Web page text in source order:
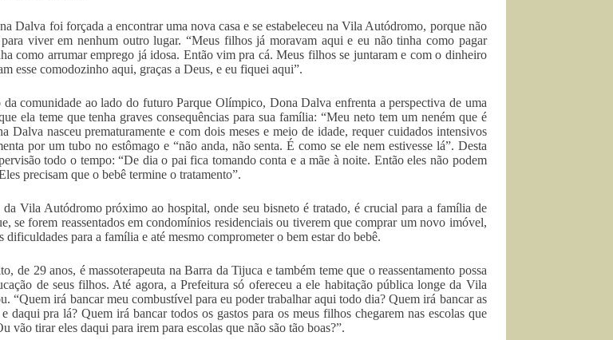
Dalva foi forçada a encontrar uma nova casa e se estabeleceu na Vila Autódromo, porque não
viver em nenhum outro lugar. “Meus filhos já moravam aqui e eu não tinha como pagar
como arrumar emprego já idosa. Então vim pra cá. Meus filhos se juntaram e com o dinheiro
esse comodozinho aqui, graças a Deus, e eu fiquei aqui”.
comunidade ao lado do futuro Parque Olímpico, Dona Dalva enfrenta a perspectiva de uma
ela teme que tenha graves consequências para sua família: “Meu neto tem um neném que é
Dalva nasceu prematuramente e com dois meses e meio de idade, requer cuidados intensivos
por um tubo no estômago e “não anda, não senta. É como se ele nem estivesse lá”. Desta
todo o tempo: “De dia o pai fica tomando conta e a mãe à noite. Então eles não podem
precisam que o bebê termine o tratamento”.
Vila Autódromo próximo ao hospital, onde seu bisneto é tratado, é crucial para a família de
se forem reassentados em condomínios residenciais ou tiverem que comprar um novo imóvel,
dificuldades para a família e até mesmo comprometer o bem estar do bebê.
de 29 anos, é massoterapeuta na Barra da Tijuca e também teme que o reassentamento possa
de seus filhos. Até agora, a Prefeitura só ofereceu a ele habitação pública longe da Vila
“Quem irá bancar meu combustível para eu poder trabalhar aqui todo dia? Quem irá bancar as
daqui pra lá? Quem irá bancar todos os gastos para os meus filhos chegarem nas escolas que
vão tirar eles daqui para irem para escolas que não são tão boas?”.